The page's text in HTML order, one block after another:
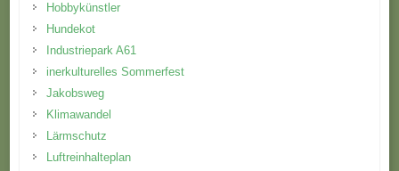
Hobbykünstler
Hundekot
Industriepark A61
inerkulturelles Sommerfest
Jakobsweg
Klimawandel
Lärmschutz
Luftreinhalteplan